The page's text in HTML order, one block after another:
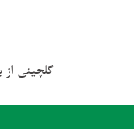
گلچینی از